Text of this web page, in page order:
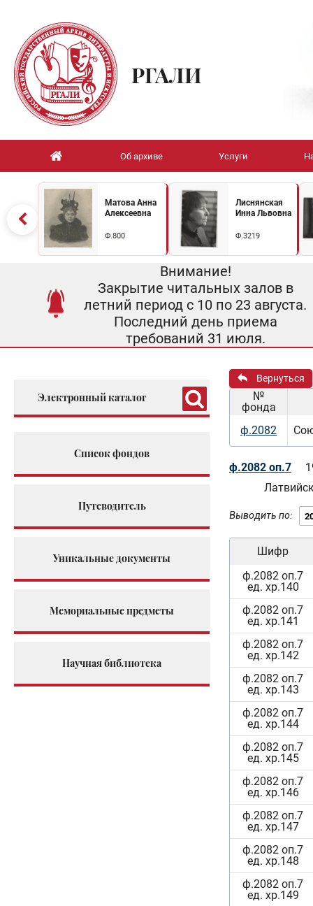
РГАЛИ
Об архиве Услуги
Матова Анна
Алексеевна
Ф.800
Лиснянская
Инна Львовна
Ф.3219
Внимание!
Закрытие читальных залов в
летний период с 10 по 23 августа.
Последний день приема
требований 31 июля.
Электронный каталог
Список фондов
Путеводитель
Уникальные документы
Мемориальные предметы
Научная библиотека
Вернуться
№
фонда
ф.2082
ф.2082 оп.7
Выводить по:
Шифр
ф.2082 оп.7
ед. хр.140
ф.2082 оп.7
ед. хр.141
ф.2082 оп.7
ед. хр.142
ф.2082 оп.7
ед. хр.143
ф.2082 оп.7
ед. хр.144
ф.2082 оп.7
ед. хр.145
ф.2082 оп.7
ед. хр.146
ф.2082 оп.7
ед. хр.147
ф.2082 оп.7
ед. хр.148
ф.2082 оп.7
ед. хр.149